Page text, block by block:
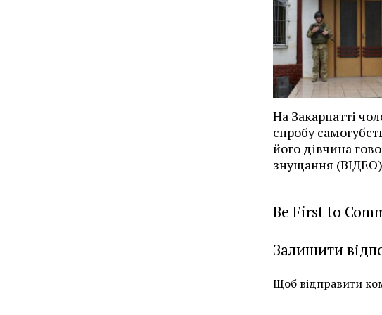
На Закарпатті
спробу
його дівчина
знущання (ВІДЕО)
Be First to
Залишити
Щоб відправити